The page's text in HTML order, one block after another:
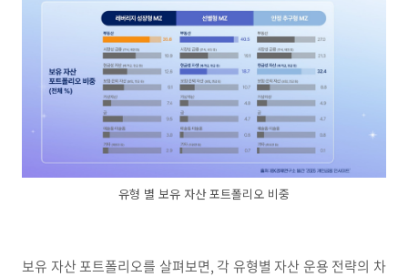
유형 별 보유 자산 포트폴리오 비중
보유 자산 포트폴리오를 살펴보면, 각 유형별 자산 운용 전략의 차